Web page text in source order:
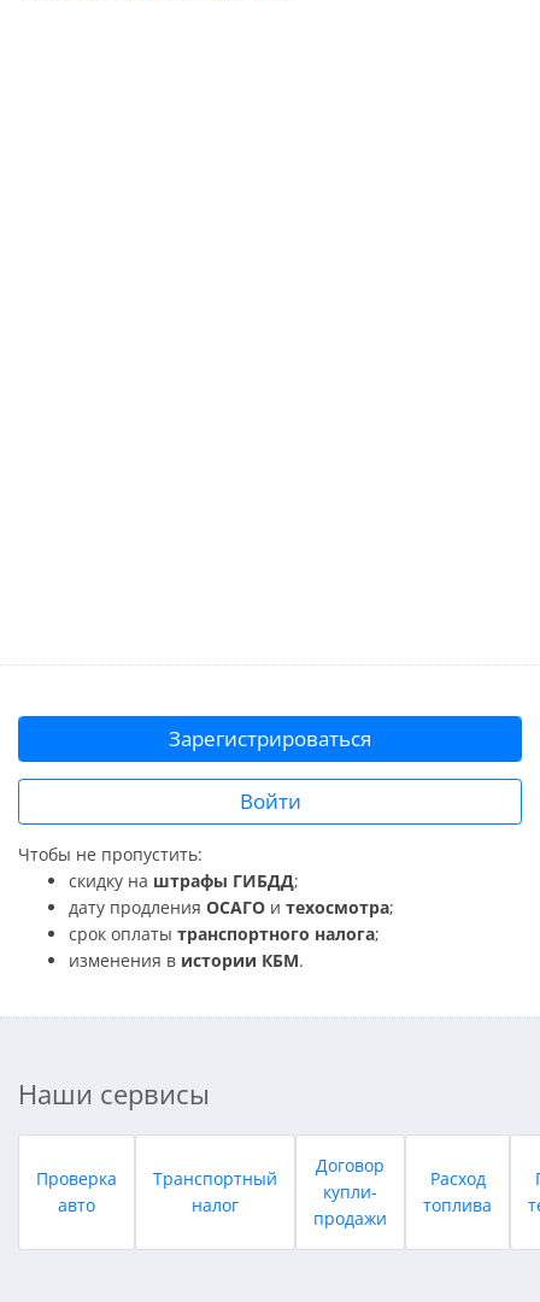
Зарегистрироваться
Войти
Чтобы не пропустить:
скидку на штрафы ГИБДД;
дату продления ОСАГО и техосмотра;
срок оплаты транспортного налога;
изменения в истории КБМ.
Наши сервисы
Проверка
авто
Транспортный
налог
Договор
купли-
продажи
Расход
топлива